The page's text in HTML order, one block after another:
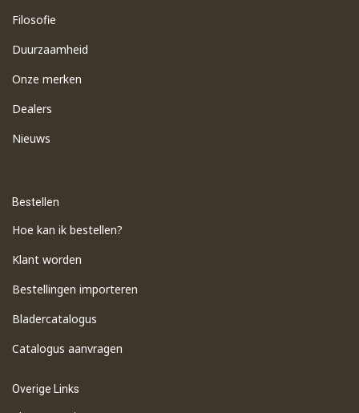
Filosofie
Duurzaamheid
Onze merken
Dealers
Nieuws
Bestellen
Hoe kan ik bestellen?
Klant worden
Bestellingen importeren
​Bladercatalogus
​Catalogus aanvragen
Overige Links